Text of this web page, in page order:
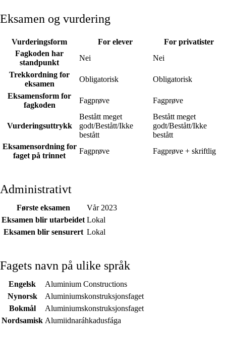
Eksamen og vurdering
Vurderingsform For elever
For privatister
Fagkoden har
standpunkt
Nei
Nei
Trekkordning for
eksamen
Obligatorisk
Obligatorisk
Eksamensform for
fagkoden
Fagprøve Fagprøve
Vurderingsuttrykk
Bestått meget
godt/Bestått/Ikke
bestått
Bestått meget
godt/Bestått/Ikke
bestått
Eksamensordning for
faget på trinnet
Fagprøve Fagprøve + skriftlig
Administrativt
Første eksamen
Vår 2023
Eksamen blir utarbeidet Lokal
Eksamen blir sensurert Lokal
Fagets navn på ulike språk
Engelsk
Aluminium Constructions
Nynorsk
Aluminiumskonstruksjonsfaget
Bokmål
Aluminiumskonstruksjonsfaget
Nordsamisk Alumiidnaráhkadusfága